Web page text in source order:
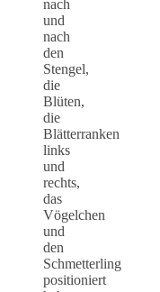
nach
und
nach
den
Stengel,
die
Blüten,
die
Blätterranken
links
und
rechts,
das
Vögelchen
und
den
Schmetterling
positioniert